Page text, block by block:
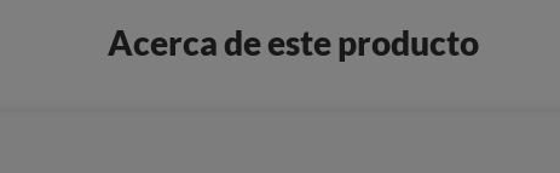
Acerca de este producto